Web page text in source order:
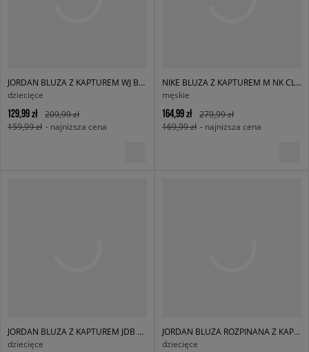
JORDAN BLUZA Z KAPTUREM WJ BRKN FLC PO HOODIE GIRL
dziecięce
129,99 zł
209,99 zł
159,99 zł - najniższa cena
NIKE BLUZA Z KAPTUREM M NK CLUB BB PO HOODIE
męskie
164,99 zł
279,99 zł
169,99 zł - najniższa cena
JORDAN BLUZA Z KAPTUREM JDB MJ BRKLN FLC FZ BOY
dziecięce
JORDAN BLUZA ROZPINANA Z KAPTUREM JDB MJ SPORT STMT HOOP FLC
dziecięce